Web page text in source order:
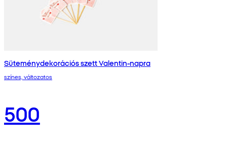
Süteménydekorációs szett Valentin-napra
színes, változatos
500